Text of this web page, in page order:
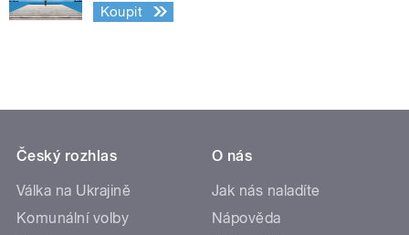
Koupit
Český rozhlas
Válka na Ukrajině
Komunální volby
O nás
Jak nás naladíte
Nápověda